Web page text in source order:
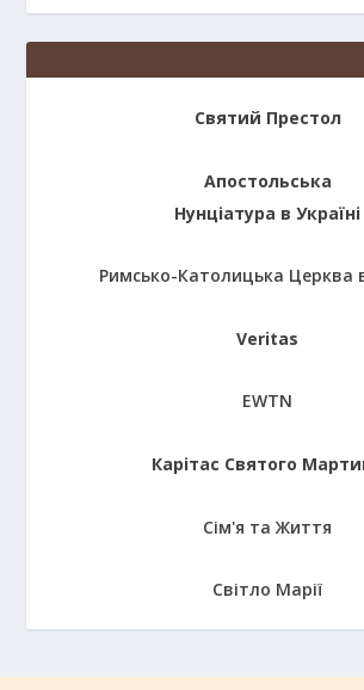
Святий Престол
Апостольська
Нунціатура в Україні
Римсько-Католицька Церква в
Veritas
EWTN
Карітас Святого
Сім'я та Життя
Світло Марії